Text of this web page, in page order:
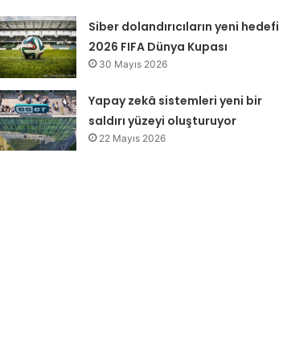
Siber dolandırıcıların yeni hedefi
2026 FIFA Dünya Kupası
30 Mayıs 2026
Yapay zekâ sistemleri yeni bir
saldırı yüzeyi oluşturuyor
22 Mayıs 2026